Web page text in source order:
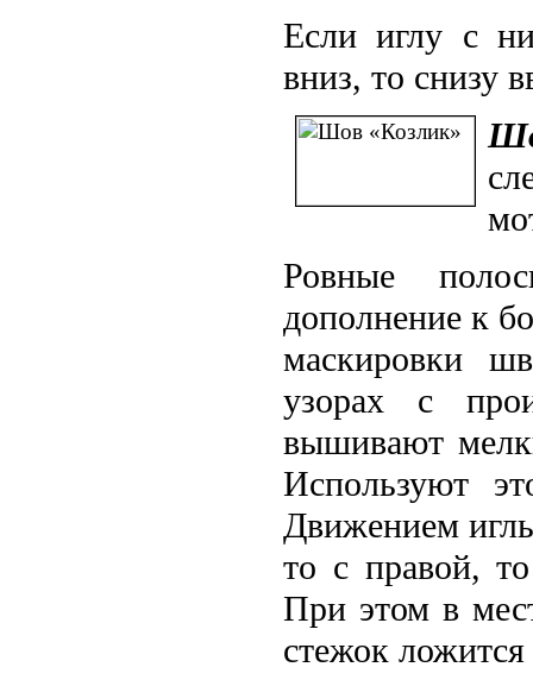
Если иглу с
вниз, то снизу
Ровные
дополнение к
маскировки
узорах с
вышивают
Используют
Движением
то с правой,
При этом в
стежок